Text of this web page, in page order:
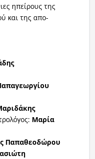
ηπείρους της
και της απο-
Μαρία
Παπαθεοδώρου